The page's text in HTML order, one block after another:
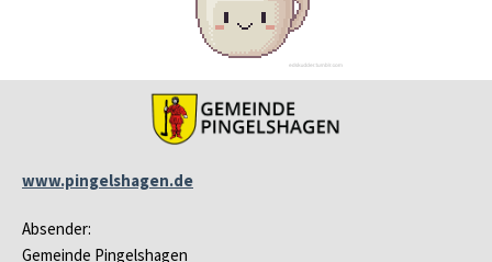
www.pingelshagen.de
Absender:
Gemeinde Pingelshagen